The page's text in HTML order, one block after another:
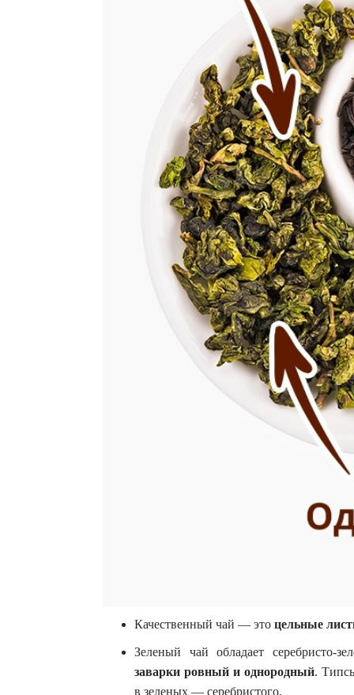
Качественный чай — это цельные
Зеленый чай обладает
заварки ровный и однородный.
в зеленых — серебристого.